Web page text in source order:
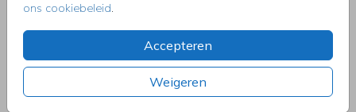
ons cookiebeleid.
Accepteren
Weigeren